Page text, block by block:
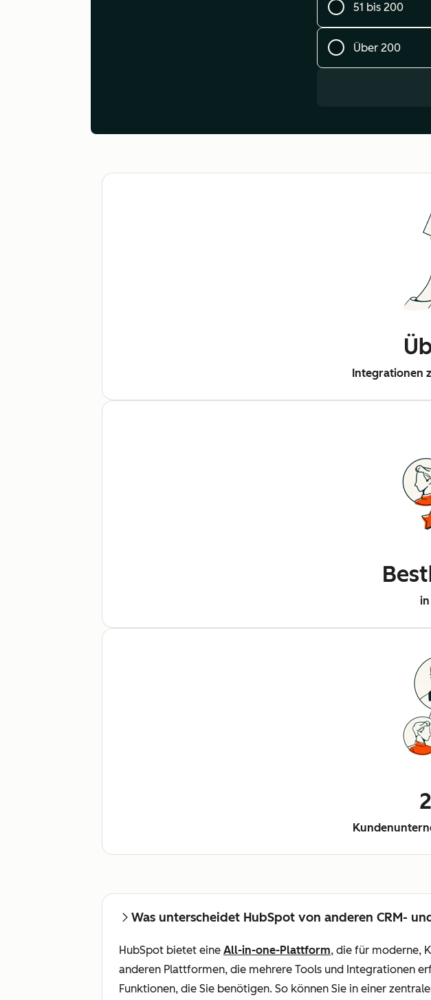
51 bis 200
Über 200
Integrationen
Was unterscheidet HubSpot von anderen CRM-
HubSpot bietet eine All-in-one-Plattform, die für moderne,
anderen Plattformen, die mehrere Tools und Integrationen
Funktionen, die Sie benötigen. So können Sie in einer